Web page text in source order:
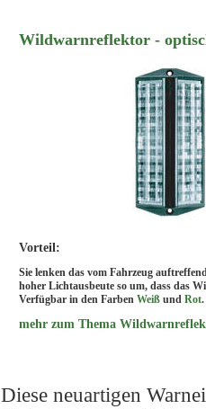
Wildwarnreflektor -
Vorteil:
Sie lenken das vom Fahrzeug
hoher Lichtausbeute so um, dass das
Verfügbar in den Farben Weiß und Rot.
mehr zum Thema
Diese neuartigen